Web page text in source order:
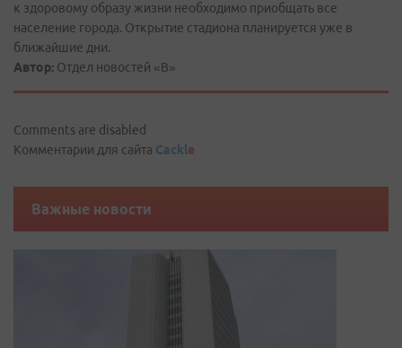
к здоровому образу жизни необходимо приобщать все
население города. Открытие стадиона планируется уже в
ближайшие дни.
Автор: Отдел новостей «В»
Comments are disabled
Комментарии для сайта Cackle
Важные новости